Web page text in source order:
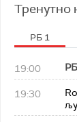
Тренутно
РБ 1
19:00
19:30